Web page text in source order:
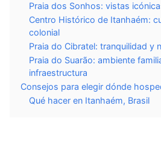
Praia dos Sonhos: vistas
Centro Histórico de Itanhaém:
colonial
Praia do Cibratel: tranquilidad y
Praia do Suarão: ambiente
infraestructura
Consejos para elegir dónde
Qué hacer en Itanhaém, Brasil